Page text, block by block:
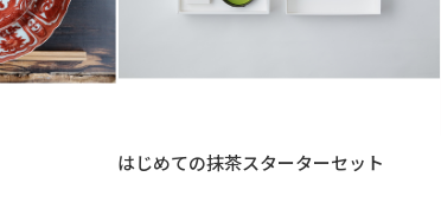
はじめての抹茶スターターセット